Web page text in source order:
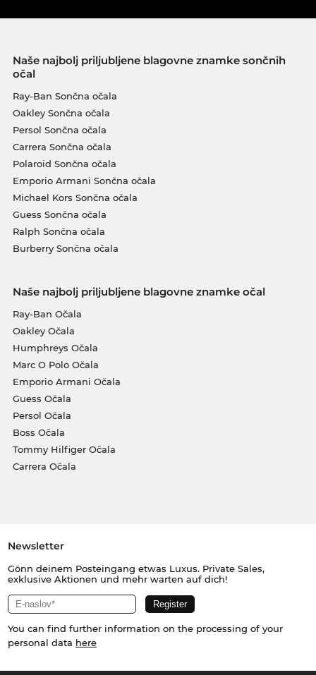
Naše najbolj priljubljene blagovne znamke sončnih
očal
Ray-Ban Sončna očala
Oakley Sončna očala
Persol Sončna očala
Carrera Sončna očala
Polaroid Sončna očala
Emporio Armani Sončna očala
Michael Kors Sončna očala
Guess Sončna očala
Ralph Sončna očala
Burberry Sončna očala
Naše najbolj priljubljene blagovne znamke očal
Ray-Ban Očala
Oakley Očala
Humphreys Očala
Marc O Polo Očala
Emporio Armani Očala
Guess Očala
Persol Očala
Boss Očala
Tommy Hilfiger Očala
Carrera Očala
Newsletter
Gönn deinem Posteingang etwas Luxus. Private Sales,
exklusive Aktionen und mehr warten auf dich!
You can find further information on the processing of your
personal data here